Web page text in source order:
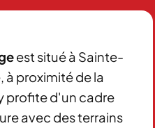
est situé à Sainte-
à proximité de la
profite d'un cadre
avec des terrains